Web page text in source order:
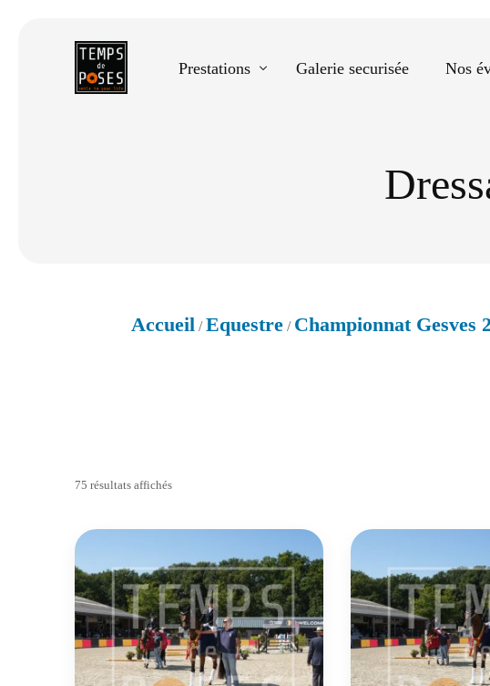
Prestations Galerie securisée Nos
Accueil /Equestre/ Championnat Gesves
75 résultats affichés